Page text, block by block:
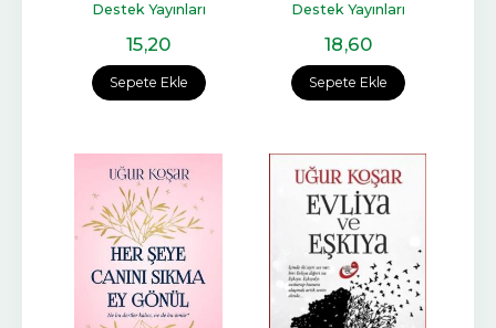
Sepete Ekle
Destek Yayınları
15,20
Sepete Ekle
Destek Yayınları
18,60